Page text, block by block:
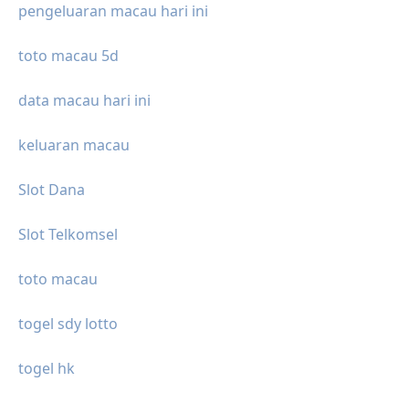
pengeluaran macau hari ini
toto macau 5d
data macau hari ini
keluaran macau
Slot Dana
Slot Telkomsel
toto macau
togel sdy lotto
togel hk